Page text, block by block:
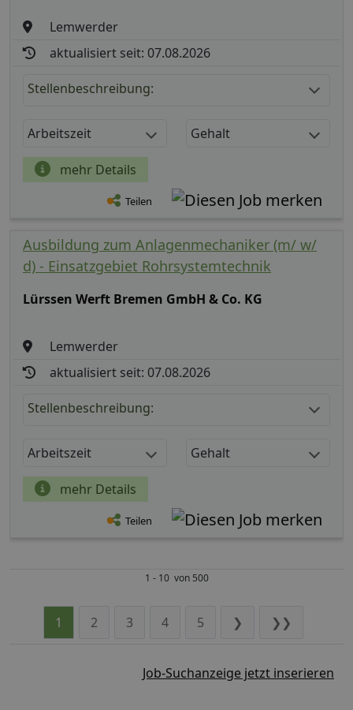
Lemwerder
aktualisiert seit: 07.08.2026
Stellenbeschreibung:
Arbeitszeit Gehalt
mehr Details
Teilen
Ausbildung zum Anlagenmechaniker (m/ w/
d) - Einsatzgebiet Rohrsystemtechnik
Lürssen Werft Bremen GmbH & Co. KG
Lemwerder
aktualisiert seit: 07.08.2026
Stellenbeschreibung:
Arbeitszeit Gehalt
mehr Details
Teilen
1 - 10 von 500
1 2 3 4 5 ❯ ❯❯
Job-Suchanzeige jetzt inserieren